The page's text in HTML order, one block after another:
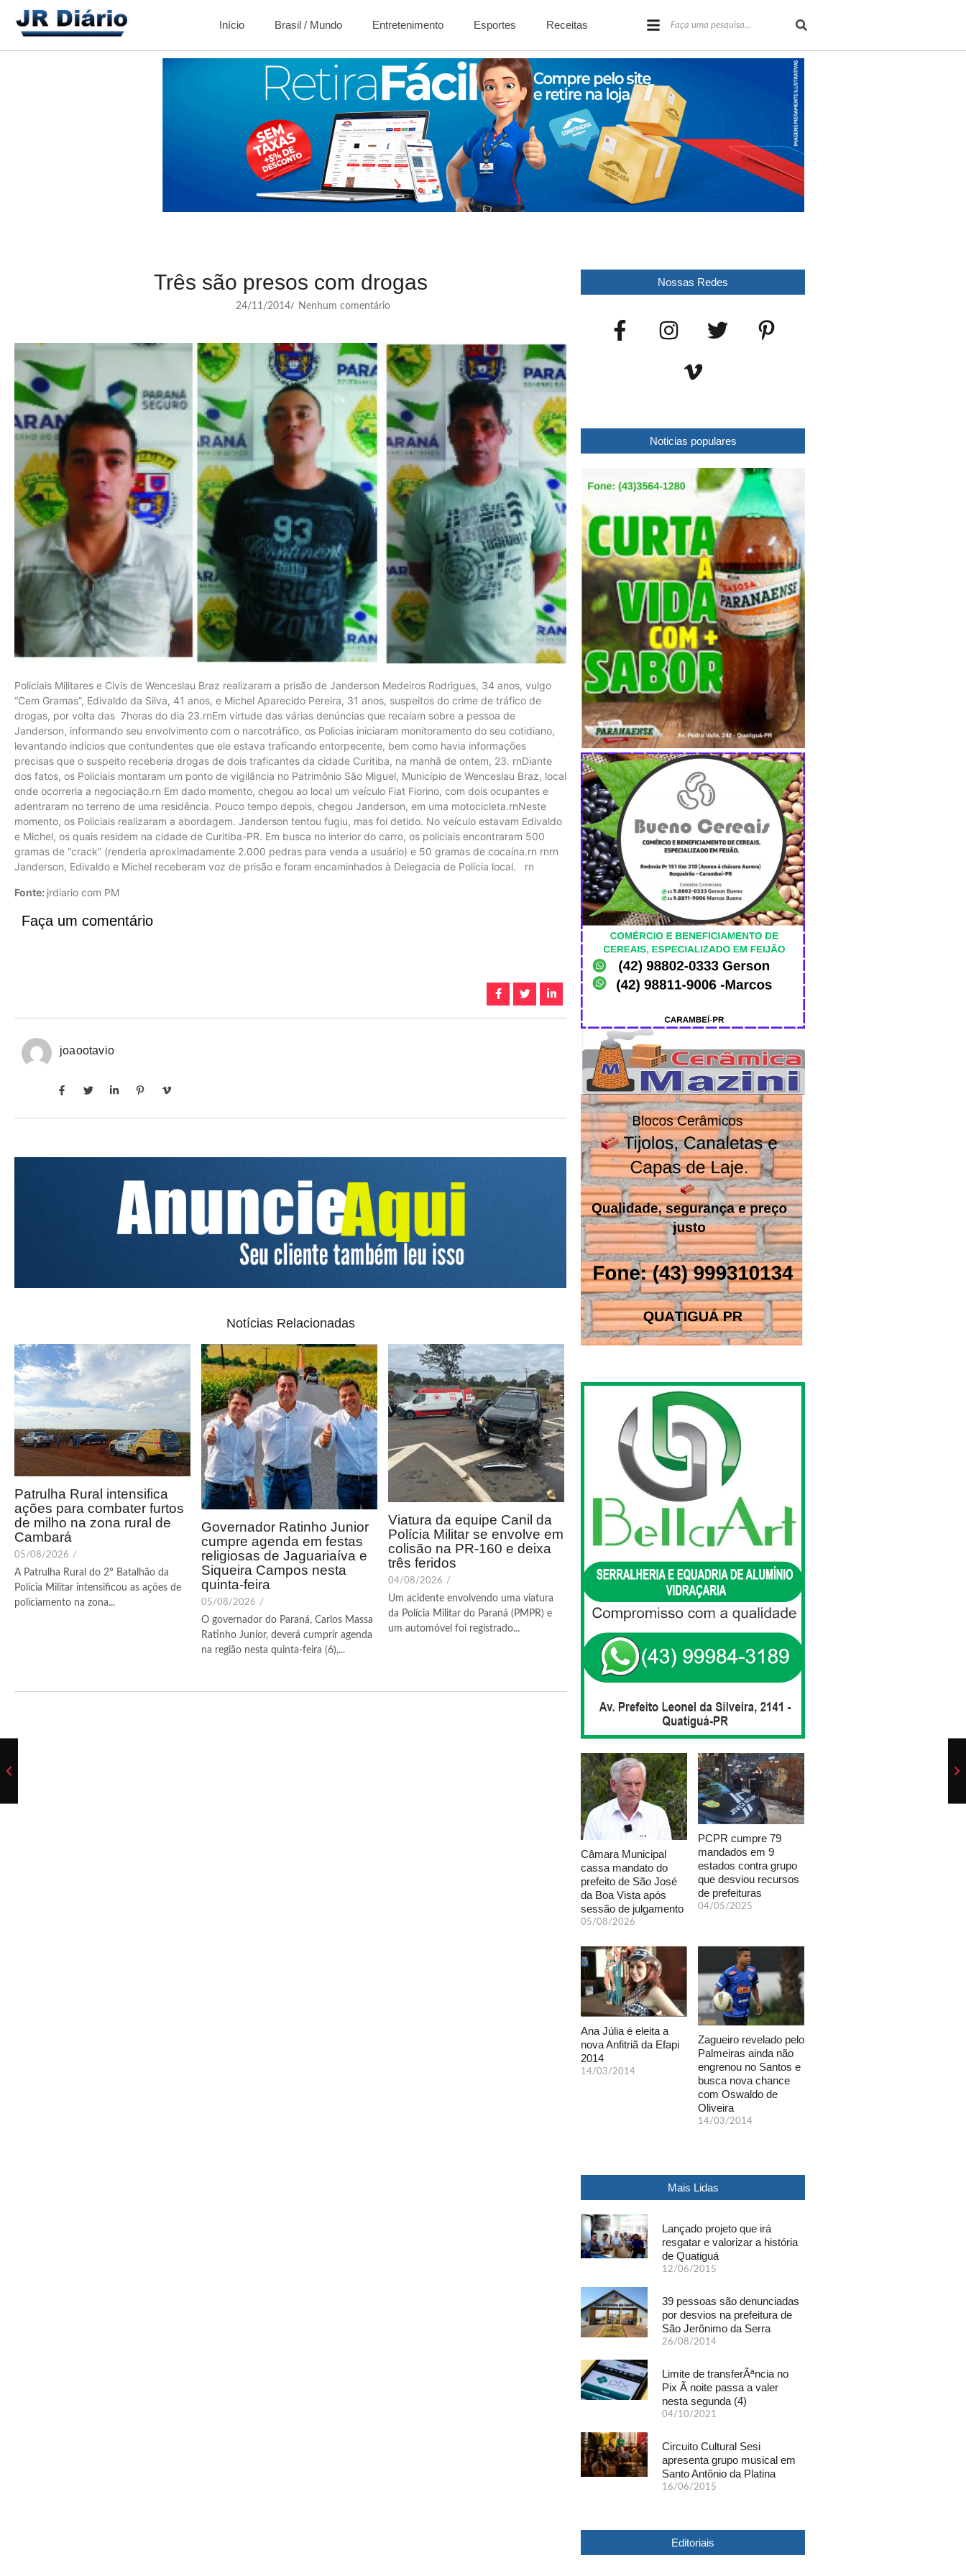
Início Brasil / Mundo Entretenimento Esportes Receitas
Três são presos com drogas
24/11/2014/ Nenhum comentário
Policiais Militares e Civis de Wenceslau Braz realizaram a prisão de Janderson Medeiros Rodrigues, 34 anos, vulgo
“Cem Gramas”, Edivaldo da Silva, 41 anos, e Michel Aparecido Pereira, 31 anos, suspeitos do crime de tráfico de
drogas, por volta das 7horas do dia 23.rnEm virtude das várias denúncias que recaíam sobre a pessoa de
Janderson, informando seu envolvimento com o narcotráfico, os Policias iniciaram monitoramento do seu cotidiano,
levantando indícios que contundentes que ele estava traficando entorpecente, bem como havia informações
precisas que o suspeito receberia drogas de dois traficantes da cidade Curitiba, na manhã de ontem, 23. rnDiante
dos fatos, os Policiais montaram um ponto de vigilância no Patrimônio São Miguel, Município de Wenceslau Braz, local
onde ocorreria a negociação.rn Em dado momento, chegou ao local um veículo Fiat Fiorino, com dois ocupantes e
adentraram no terreno de uma residência. Pouco tempo depois, chegou Janderson, em uma motocicleta.rnNeste
momento, os Policiais realizaram a abordagem. Janderson tentou fugiu, mas foi detido. No veículo estavam Edivaldo
e Michel, os quais residem na cidade de Curitiba-PR. Em busca no interior do carro, os policiais encontraram 500
gramas de “crack” (renderia aproximadamente 2.000 pedras para venda a usuário) e 50 gramas de cocaína.rn rnrn
Janderson, Edivaldo e Michel receberam voz de prisão e foram encaminhados à Delegacia de Polícia local. rn
Fonte: jrdiario com PM
Faça um comentário
joaootavio
Notícias Relacionadas
Patrulha Rural intensifica
ações para combater furtos
de milho na zona rural de
Cambará
05/08/2026 /
A Patrulha Rural do 2º Batalhão da
Polícia Militar intensificou as ações de
policiamento na zona...
Governador Ratinho Junior
cumpre agenda em festas
religiosas de Jaguariaíva e
Siqueira Campos nesta
quinta-feira
05/08/2026 /
O governador do Paraná, Carlos Massa
Ratinho Junior, deverá cumprir agenda
na região nesta quinta-feira (6),...
Viatura da equipe Canil da
Polícia Militar se envolve em
colisão na PR-160 e deixa
três feridos
04/08/2026 /
Um acidente envolvendo uma viatura
da Polícia Militar do Paraná (PMPR) e
um automóvel foi registrado...
Nossas Redes
Noticias populares
Câmara Municipal
cassa mandato do
prefeito de São José
da Boa Vista após
sessão de julgamento
05/08/2026
PCPR cumpre 79
mandados em 9
estados contra grupo
que desviou recursos
de prefeituras
04/05/2025
Ana Júlia é eleita a
nova Anfitriã da Efapi
2014
14/03/2014
Zagueiro revelado pelo
Palmeiras ainda não
engrenou no Santos e
busca nova chance
com Oswaldo de
Oliveira
14/03/2014
Mais Lidas
Lançado projeto que irá
resgatar e valorizar a história
de Quatiguá
12/06/2015
39 pessoas são denunciadas
por desvios na prefeitura de
São Jerônimo da Serra
26/08/2014
Limite de transferÃªncia no
Pix Ã noite passa a valer
nesta segunda (4)
04/10/2021
Circuito Cultural Sesi
apresenta grupo musical em
Santo Antônio da Platina
16/06/2015
Editoriais